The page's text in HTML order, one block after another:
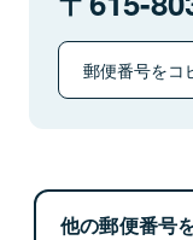
郵便番号をコ
他の郵便番号